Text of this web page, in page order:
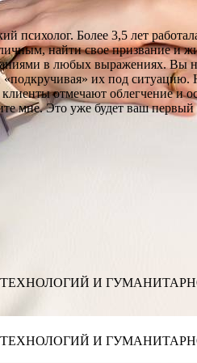
психолог. Более 3,5 лет
найти свое призвание и
в любых выражениях. Вы
их под ситуацию.
отмечают облегчение и
мне. Это уже будет ваш первый
И
И